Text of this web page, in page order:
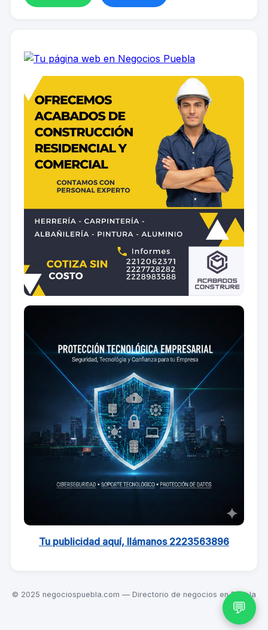
Tu publicidad aquí, llámanos 2223563896
© 2025 negociospuebla.com — Directorio de negocios en Puebla
💬